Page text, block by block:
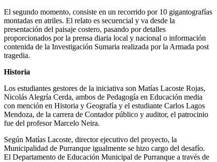
El segundo momento, consiste en un recorrido por 10 gigantografías
montadas en atriles. El relato es secuencial y va desde la
presentación del paisaje costero, pasando por detalles
proporcionados por la prensa diaria local y nacional o información
contenida de la Investigación Sumaria realizada por la Armada post
tragedia.
Historia
Los estudiantes gestores de la iniciativa son Matías Lacoste Rojas,
Nicolás Alegría Cerda, ambos de Pedagogía en Educación media
con mención en Historia y Geografía y el estudiante Carlos Lagos
Mendoza, de la carrera de Contador público y auditor, el patrocinio
fue del profesor Marcelo Neira.
Según Matías Lacoste, director ejecutivo del proyecto, la
Municipalidad de Purranque igualmente se hizo cargo del desafío.
El Departamento de Educación Municipal de Purranque a través de